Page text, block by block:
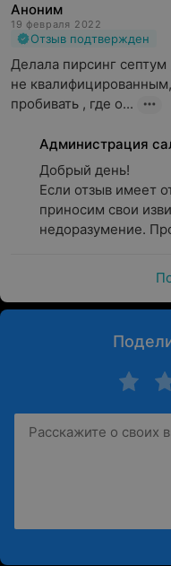
Аноним
19 февраля 2022
Отзыв подтвержден
Делала пирсинг септум
не
пробивать , где о...
Администрация
Добрый день!
Если отзыв имеет
приносим свои
недоразумение.